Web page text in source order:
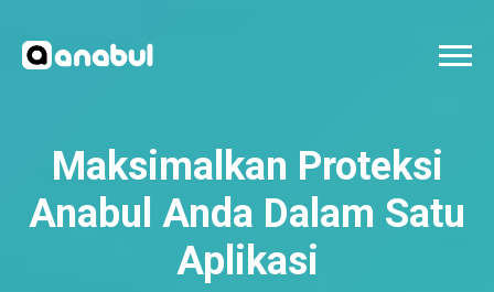
Maksimalkan Proteksi
Anabul Anda Dalam Satu
Aplikasi